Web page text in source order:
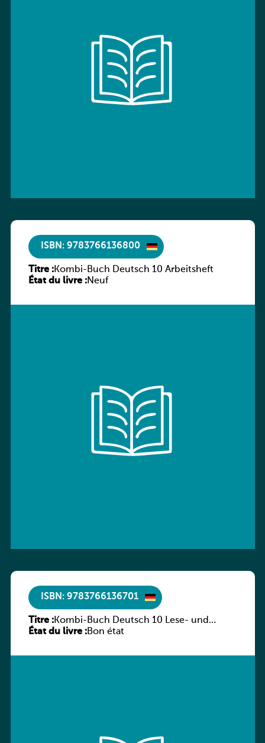
ISBN: 9783766136800
Titre :Kombi-Buch Deutsch 10 Arbeitsheft
État du livre :Neuf
ISBN: 9783766136701
Titre :Kombi-Buch Deutsch 10 Lese- und
Sprachbuch
État du livre :Bon état